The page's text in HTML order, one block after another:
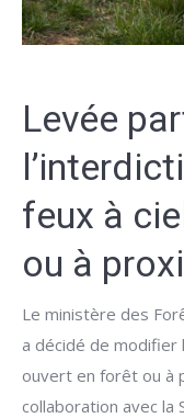
Levée
feux à
ou à
Le ministère des
a décidé de modifier
ouvert en forêt ou à
collaboration avec